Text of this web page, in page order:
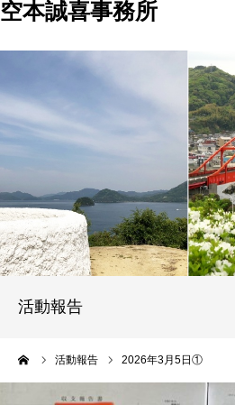
空本誠喜事務所
活動報告
活動報告 2026年3月5日①
プロフィール
活動実績